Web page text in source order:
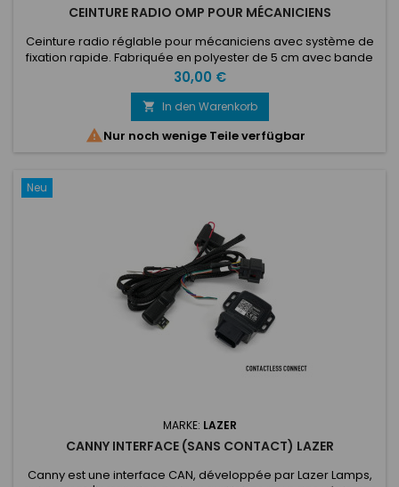
CEINTURE RADIO OMP POUR MÉCANICIENS
Ceinture radio réglable pour mécaniciens avec système de
fixation rapide. Fabriquée en polyester de 5 cm avec bande
élastique pour un meilleur ajustement. Couleur : noir.
Preis
30,00 €
 In den Warenkorb
Nur noch wenige Teile verfügbar
Neu
MARKE: LAZER
CANNY INTERFACE (SANS CONTACT) LAZER
Canny est une interface CAN, développée par Lazer Lamps,